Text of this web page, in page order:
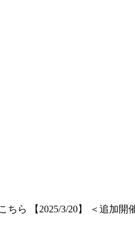
ら 【2025/3/20】 ＜追加